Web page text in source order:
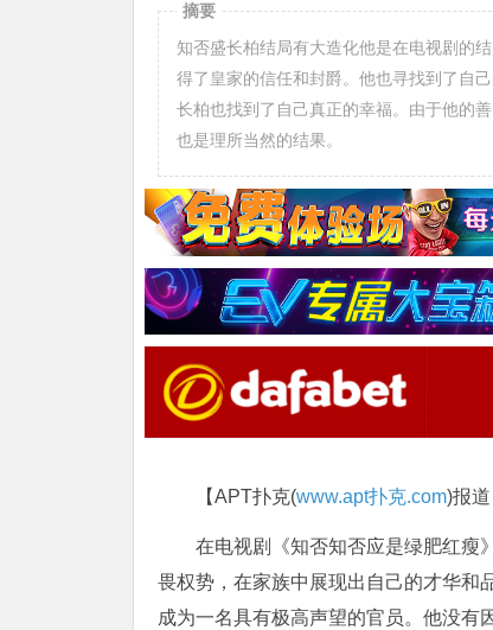
摘要
知否盛长柏结局有大造化他是在电视剧的
得了皇家的信任和封爵。他也寻找到了自
长柏也找到了自己真正的幸福。由于他的
也是理所当然的结果。
【APT扑克(www.apt扑克.com)报道
在电视剧《知否知否应是绿肥红瘦
畏权势，在家族中展现出自己的才华和
成为一名具有极高声望的官员。他没有